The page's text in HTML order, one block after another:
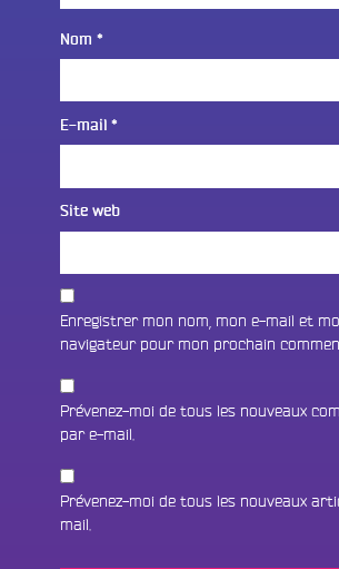
Nom *
E-mail *
Site web
Enregistrer mon nom, mon e-mail et
navigateur pour mon prochain
Prévenez-moi de tous les nouveaux
par e-mail.
Prévenez-moi de tous les nouveaux
mail.